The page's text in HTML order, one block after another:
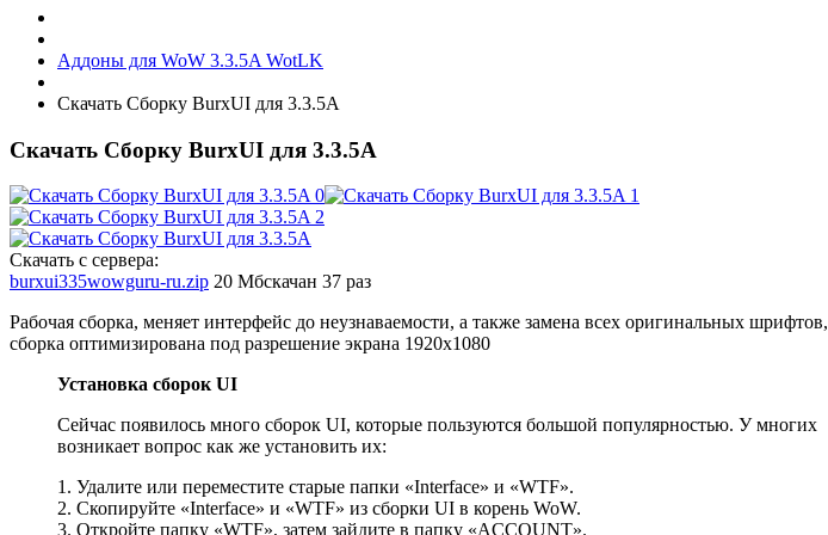
Аддоны для WoW 3.3.5A WotLK
Скачать Сборку BurxUI для 3.3.5A
Скачать Сборку BurxUI для 3.3.5A
Скачать с сервера:
burxui335wowguru-ru.zip 20 Мбскачан 37 раз
Рабочая сборка, меняет интерфейс до неузнаваемости, а также замена всех оригинальных шрифтов,
сборка оптимизирована под разрешение экрана 1920х1080
Установка сборок UI
Сейчас появилось много сборок UI, которые пользуются большой популярностью. У многих
возникает вопрос как же установить их:
1. Удалите или переместите старые папки «Interface» и «WTF».
2. Скопируйте «Interface» и «WTF» из сборки UI в корень WoW.
3. Откройте папку «WTF», затем зайдите в папку «ACCOUNT».